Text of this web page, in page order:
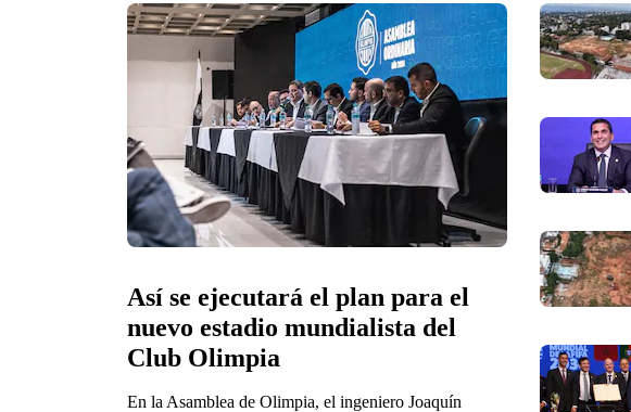
Así se ejecutará el plan para el
nuevo estadio mundialista del
Club Olimpia
En la Asamblea de Olimpia, el ingeniero Joaquín